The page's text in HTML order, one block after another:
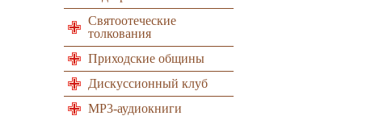
Святоотеческие
толкования
Приходские общины
Дискуссионный клуб
MP3-аудиокниги